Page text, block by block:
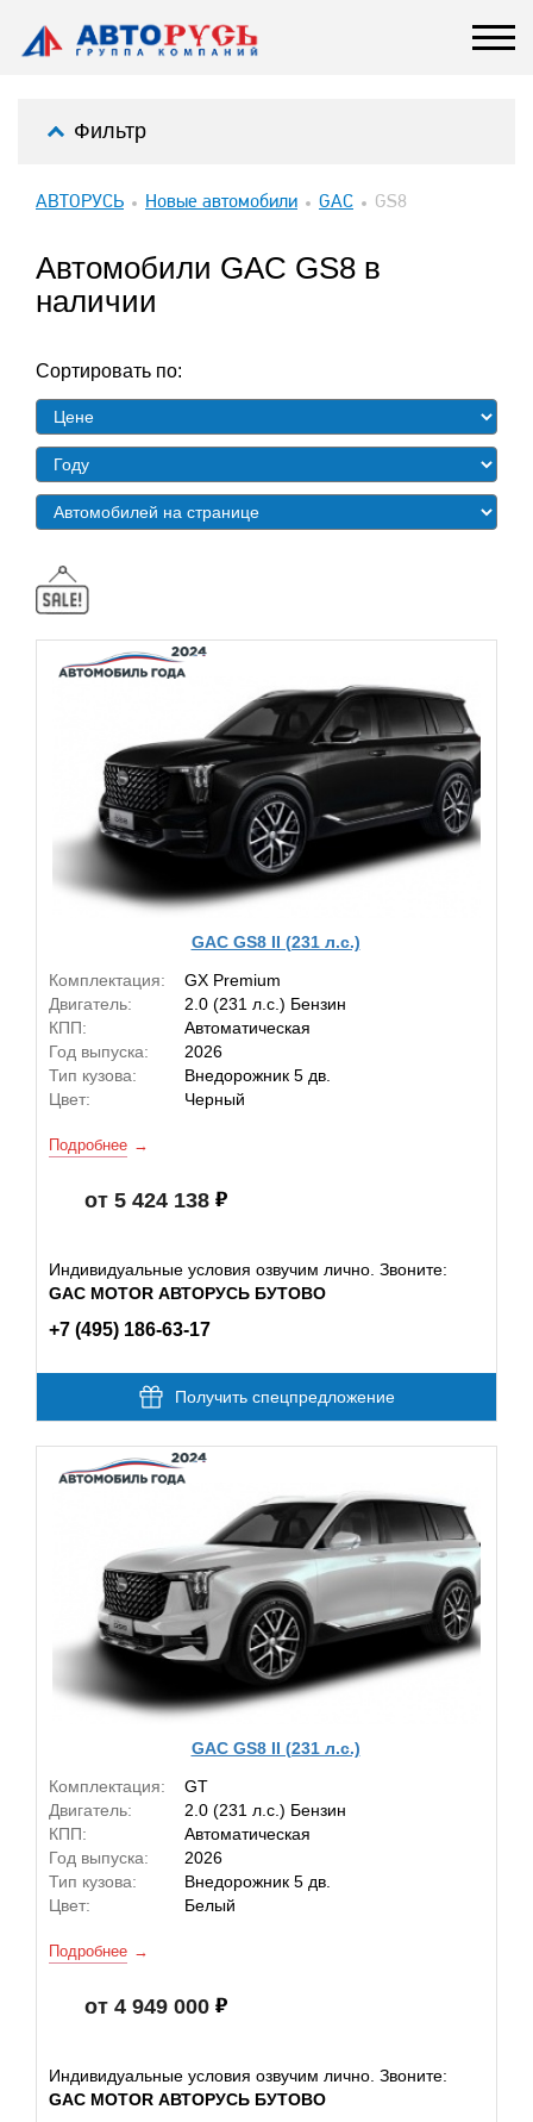
Фильтр
АВТОРУСЬ Новые автомобили GAC GS8
Автомобили GAC GS8 в
наличии
Сортировать по:
GAC GS8 II (231 л.с.)
Комплектация:
GX Premium
Двигатель:
2.0 (231 л.с.) Бензин
КПП:
Автоматическая
Год выпуска:
2026
Тип кузова:
Внедорожник 5 дв.
Цвет:
Черный
Подробнее
от 5 424 138
Индивидуальные условия озвучим лично. Звоните:
GAC MOTOR АВТОРУСЬ БУТОВО
+7 (495) 186-63-17
Получить спецпредложение
GAC GS8 II (231 л.с.)
Комплектация:
GT
Двигатель:
2.0 (231 л.с.) Бензин
КПП:
Автоматическая
Год выпуска:
2026
Тип кузова:
Внедорожник 5 дв.
Цвет:
Белый
Подробнее
от 4 949 000
Индивидуальные условия озвучим лично. Звоните:
GAC MOTOR АВТОРУСЬ БУТОВО